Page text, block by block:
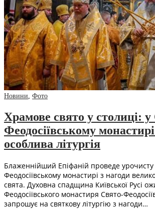
Новини, Фото
Храмове свято у столиці:
Феодосіївському
особлива літургія
Блаженнійший Епіфаній проведе урочисту
Феодосіївському монастирі з нагоди
свята. Духовна спадщина Київської Русі
Феодосіївського монастиря Свято-
запрошує на святкову літургію з нагоди…